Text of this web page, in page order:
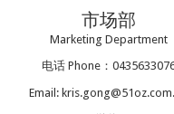
市场部
Marketing Department
电话 Phone：
Email: